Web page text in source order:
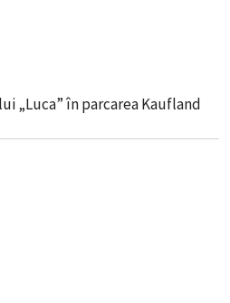
„Luca” în parcarea Kaufland